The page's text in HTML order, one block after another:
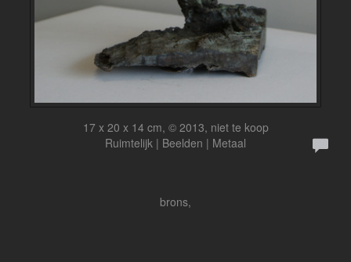
17 x 20 x 14 cm, © 2013, niet te koop
Ruimtelijk | Beelden | Metaal
brons,